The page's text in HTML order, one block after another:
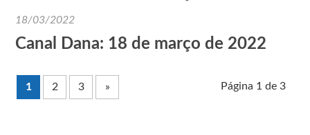
18/03/2022
Canal Dana: 18 de março de 2022
Página 1 de 3
1 2 3 »